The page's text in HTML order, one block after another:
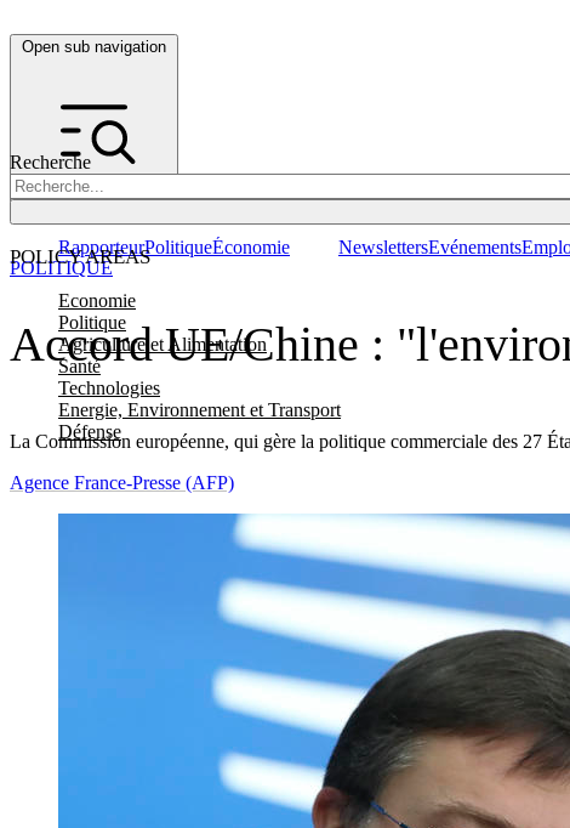
Open sub navigation
Recherche
POLICY AREAS
Economie
Politique
Agriculture et Alimentation
Santé
Technologies
Energie, Environnement et Transport
Défense
RapporteurPolitiqueÉconomie NewslettersEvénements
Accord UE/Chine :
La Commission européenne, qui gère la politique commerciale des 27
POLITIQUE
Agence France-Presse (AFP)